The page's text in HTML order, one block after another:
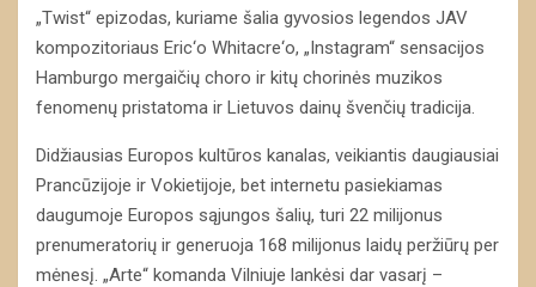
„Twist“ epizodas, kuriame šalia gyvosios legendos JAV
kompozitoriaus Eric‘o Whitacre‘o, „Instagram“ sensacijos
Hamburgo mergaičių choro ir kitų chorinės muzikos
fenomenų pristatoma ir Lietuvos dainų švenčių tradicija.
Didžiausias Europos kultūros kanalas, veikiantis daugiausiai
Prancūzijoje ir Vokietijoje, bet internetu pasiekiamas
daugumoje Europos sąjungos šalių, turi 22 milijonus
prenumeratorių ir generuoja 168 milijonus laidų peržiūrų per
mėnesį. „Arte“ komanda Vilniuje lankėsi dar vasarį –